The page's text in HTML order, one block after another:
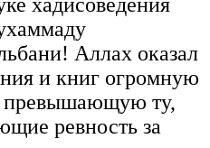
Аллах оказал
и книг огромную
превышающую ту,
ревность за